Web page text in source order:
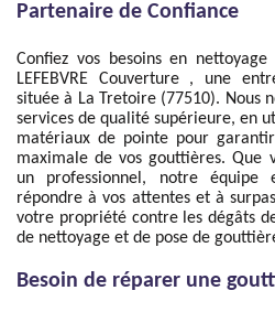
Partenaire de Confiance
Confiez vos besoins en
LEFEBVRE Couverture , une
située à La Tretoire (77510). Nous
services de qualité supérieure, en
matériaux de pointe pour
maximale de vos gouttières. Que
un professionnel, notre équipe
répondre à vos attentes et à
votre propriété contre les dégâts
de nettoyage et de pose de
Besoin de réparer une